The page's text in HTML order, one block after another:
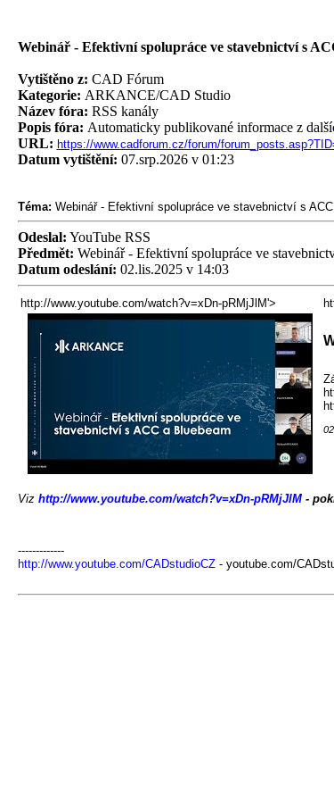
Webinář - Efektivní spolupráce ve stavebnictví s
Vytištěno z: CAD Fórum
Kategorie: ARKANCE/CAD Studio
Název fóra: RSS kanály
Popis fóra: Automaticky publikované informace z
URL: https://www.cadforum.cz/forum/
Datum vytištění: 07.srp.2026 v 01:23
Téma: Webinář - Efektivní spolupráce ve stavebnictví s
Odeslal: YouTube RSS
Předmět: Webinář - Efektivní spolupráce ve
Datum odeslání: 02.lis.2025 v 14:03
http://www.youtube.com/watch?v=xDn-pRMjJlM'>
Viz http://www.youtube.com/watch?v=xDn-pRMjJlM-
-------------
http://www.youtube.com/CADstudioCZ- youtube.com/